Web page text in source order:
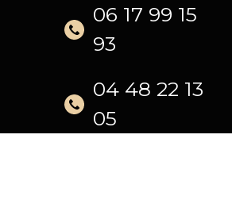
06 17 99 15
93
04 48 22 13
05